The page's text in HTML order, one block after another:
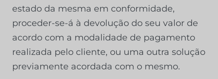
estado da mesma em conformidade,
proceder-se-á à devolução do seu valor de
acordo com a modalidade de pagamento
realizada pelo cliente, ou uma outra solução
previamente acordada com o mesmo.